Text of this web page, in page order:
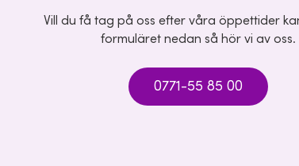
Vill du få tag på oss efter våra öppettider
formuläret nedan så hör vi av oss.
0771-55 85 00